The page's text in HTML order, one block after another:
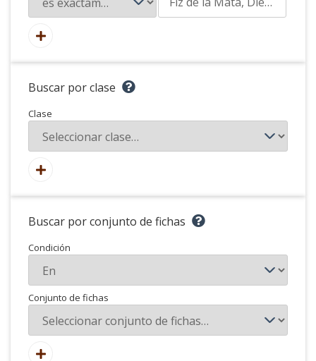
Buscar por clase
Clase
Buscar por conjunto de fichas
Condición
Conjunto de fichas